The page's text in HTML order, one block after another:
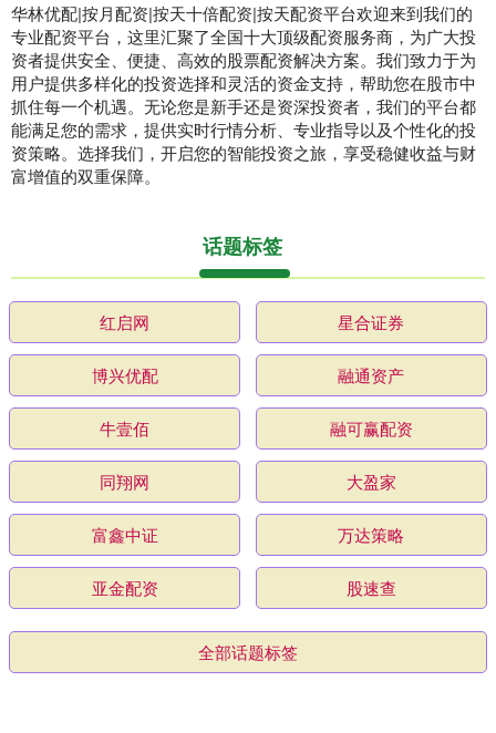
华林优配|按月配资|按天十倍配资|按天配资平台欢迎来到我们的
专业配资平台，这里汇聚了全国十大顶级配资服务商，为广大投
资者提供安全、便捷、高效的股票配资解决方案。我们致力于为
用户提供多样化的投资选择和灵活的资金支持，帮助您在股市中
抓住每一个机遇。无论您是新手还是资深投资者，我们的平台都
能满足您的需求，提供实时行情分析、专业指导以及个性化的投
资策略。选择我们，开启您的智能投资之旅，享受稳健收益与财
富增值的双重保障。
话题标签
红启网 星合证券
博兴优配 融通资产
牛壹佰 融可赢配资
同翔网 大盈家
富鑫中证 万达策略
亚金配资 股速查
全部话题标签